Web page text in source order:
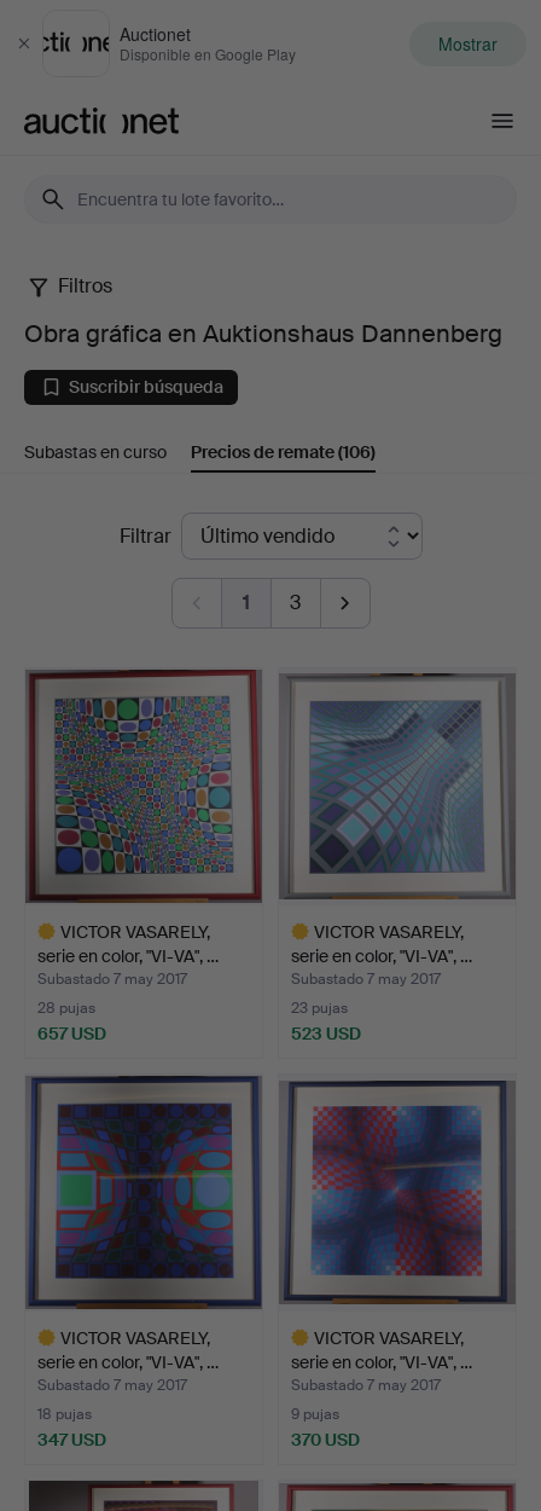
Cerrar
Auctionet
Disponible en Google Play Mostrar
Obra
gráfica
en
Auktionshaus
Dannenberg
Filtros
Obra gráfica en Auktionshaus Dannenberg
Suscribir búsqueda
Subastas en curso Precios de remate(106)
Filtrar
1 3
VICTOR VASARELY,
serie en color, "VI-VA", …
Subastado 7 may 2017
28 pujas
657 USD
VICTOR VASARELY,
serie en color, "VI-VA", …
Subastado 7 may 2017
23 pujas
523 USD
seleccionado
VICTOR VASARELY,
serie en color, "VI-VA", …
Subastado 7 may 2017
18 pujas
347 USD
seleccionado
VICTOR VASARELY,
serie en color, "VI-VA", …
Subastado 7 may 2017
9 pujas
370 USD